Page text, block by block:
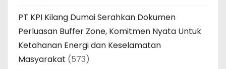
PT KPI Kilang Dumai Serahkan Dokumen
Perluasan Buffer Zone, Komitmen Nyata Untuk
Ketahanan Energi dan Keselamatan
Masyarakat (573)